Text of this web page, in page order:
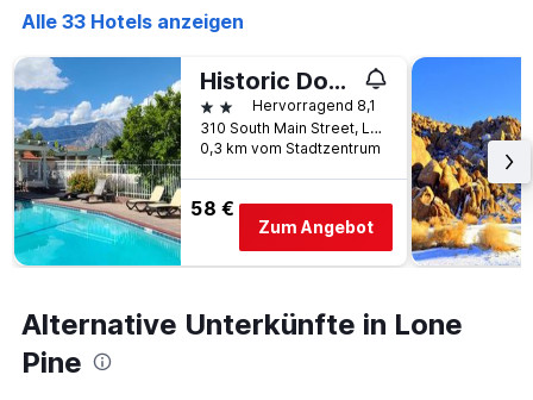
die
Anzahl
der
Tage
vor
dem
Aufenthalt
anzeigt
Das
Diagramm
hat
1
die
den
durchschnittlichen
Alle 33 Hotels anzeigen
Historic Dow Hotel
2 SterneHervorragend 8,1
310 South Main Street, Lone Pine, CA, USA
0,3 km vom Stadtzentrum
58 €
Zum Angebot
Alternative Unterkünfte in Lone
Pine